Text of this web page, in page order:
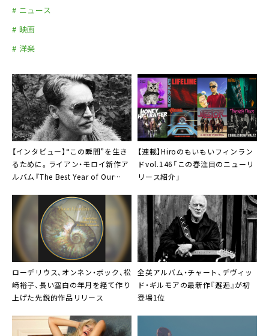
# ニュース
# 映画
# 洋楽
【インタビュー】“この瞬間”を生き
るために。ライアン・モロイ新作ア
ルバム『The Best Year of Our
【連載】Hiroのもいもいフィンラン
ドvol.146「この春注目のニューリ
リース紹介」
ローデリウス、オンネン・ボック、松
﨑裕子、長い空白の年月を経て作り
上げた先鋭的作品リリース
全英アルバム・チャート、デヴィッ
ド・ギルモアの最新作『邂逅』が初
登場1位